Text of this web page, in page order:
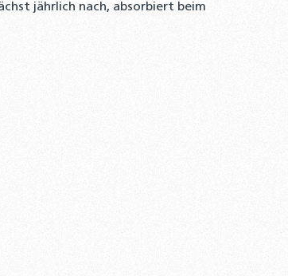
jährlich nach, absorbiert beim